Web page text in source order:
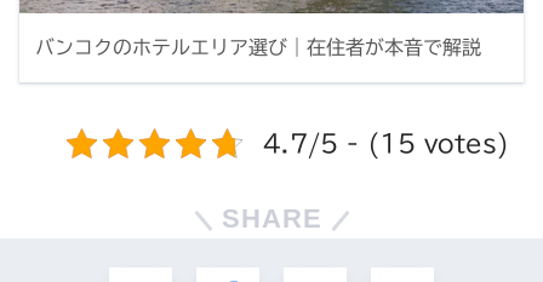
バンコクのホテルエリア選び｜在住者が本音で解説
4.7/5 - (15 votes)
SHARE